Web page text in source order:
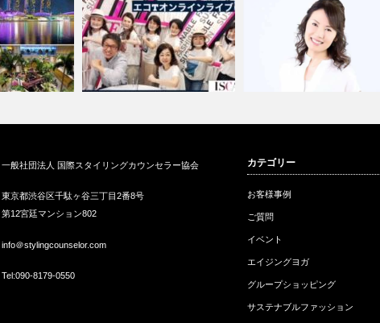
イベント開催…
選ばれました…
一般社団法人 国際スタイリングカウンセラー協会
東京都渋谷区千駄ヶ谷三丁目2番8号
第12宮廷マンション802
info＠stylingcounselor.com
Tel:090-8179-0550
カテゴリー
お客様事例
ご質問
イベント
エイジングヨガ
グループショッピング
サステナブルファッション